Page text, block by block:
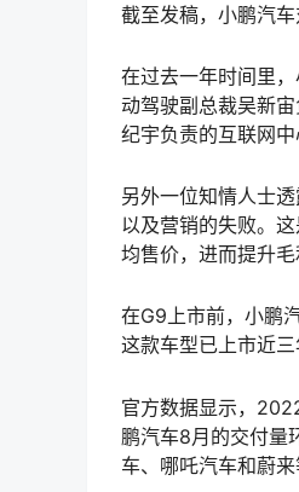
截至发稿，小鹏汽车
在过去一年时间里
动驾驶副总裁吴新
纪宇负责的互联网
另外一位知情人士
以及营销的失败。
均售价，进而提升
在G9上市前，小鹏
这款车型已上市近三
官方数据显示，
鹏汽车8月的交付量
车、哪吒汽车和蔚来